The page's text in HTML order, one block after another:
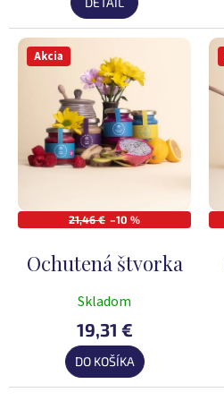
Akcia
21,46 € –10 %
Ochutená štvorka
Skladom
19,31 €
DO KOŠÍKA